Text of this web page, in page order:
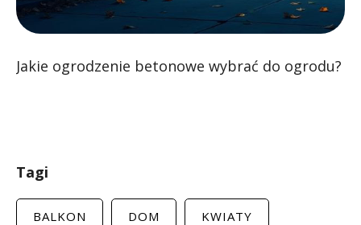
Jakie ogrodzenie betonowe wybrać do ogrodu?
Tagi
BALKON DOM KWIATY